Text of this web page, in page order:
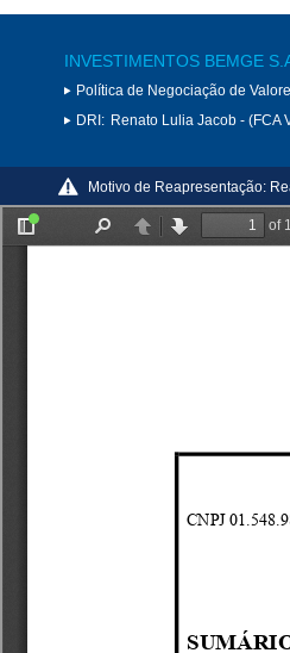
INVESTIMENTOS BEMGE
Política de Negociação de
DRI: Renato Lulia Jacob - (FCA
Motivo de Reapresentação: